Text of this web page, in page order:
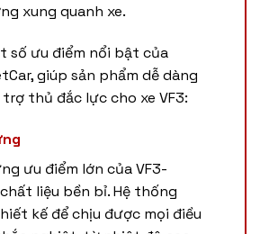
xung quanh xe.
số ưu điểm nổi bật của
giúp sản phẩm dễ dàng
thủ đắc lực cho xe VF3:
ưu điểm lớn của VF3-
liệu bền bỉ. Hệ thống
kế để chịu được mọi điều